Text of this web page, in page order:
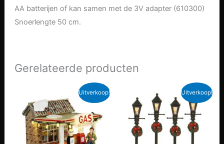
AA batterijen of kan samen met de 3V adapter (610300)
Snoerlengte 50 cm.
Gerelateerde producten
Uitverkoop! Uitverkoop!